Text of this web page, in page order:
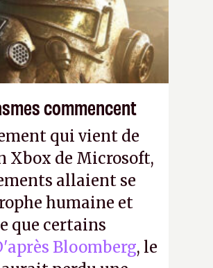
commencent
qui vient de
Xbox de Microsoft,
allaient se
humaine et
que certains
Bloomberg, le